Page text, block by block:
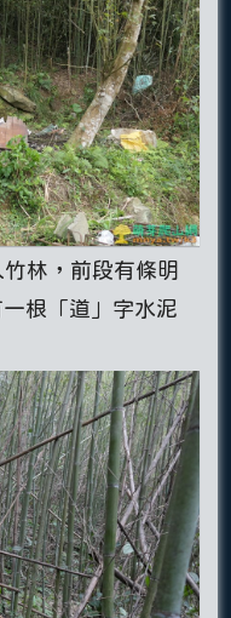
林，前段有條明
根「道」字水泥